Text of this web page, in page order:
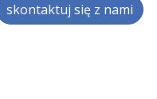
skontaktuj się z nami